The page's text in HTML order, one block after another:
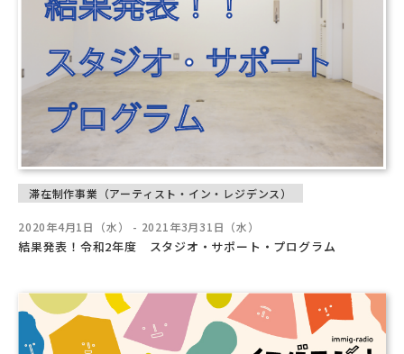
滞在制作事業（アーティスト・イン・レジデンス）
2020年4月1日（水） - 2021年3月31日（水）
結果発表！令和2年度 スタジオ・サポート・プログラム